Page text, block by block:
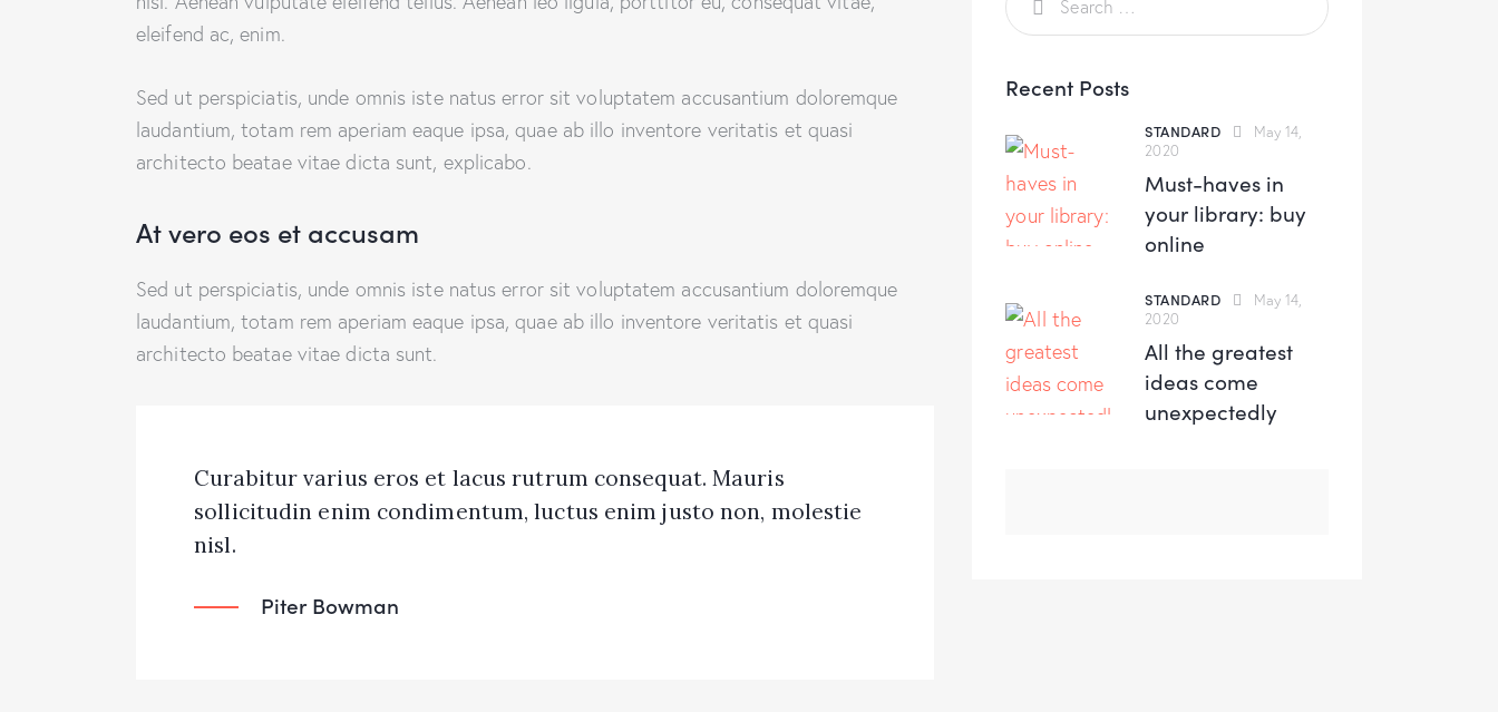
eleifend ac, enim.
Sed ut perspiciatis, unde omnis iste natus error sit voluptatem accusantium doloremque
laudantium, totam rem aperiam eaque ipsa, quae ab illo inventore veritatis et quasi
architecto beatae vitae dicta sunt, explicabo.
At vero eos et accusam
Sed ut perspiciatis, unde omnis iste natus error sit voluptatem accusantium doloremque
laudantium, totam rem aperiam eaque ipsa, quae ab illo inventore veritatis et quasi
architecto beatae vitae dicta sunt.
Curabitur varius eros et lacus rutrum consequat. Mauris
sollicitudin enim condimentum, luctus enim justo non, molestie
nisl.
Piter Bowman
Recent Posts
STANDARD
May 14,
2020
Must-haves in
your library: buy
online
STANDARD
May 14,
2020
All the greatest
ideas come
unexpectedly